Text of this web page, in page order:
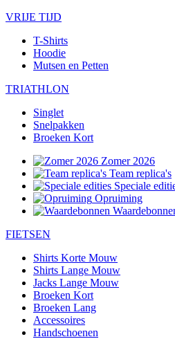
VRIJE TIJD
T-Shirts
Hoodie
Mutsen en Petten
TRIATHLON
Singlet
Snelpakken
Broeken Kort
Zomer 2026
Team replica's
Speciale
Opruiming
FIETSEN
Shirts Korte Mouw
Shirts Lange Mouw
Jacks Lange Mouw
Broeken Kort
Broeken Lang
Accessoires
Handschoenen